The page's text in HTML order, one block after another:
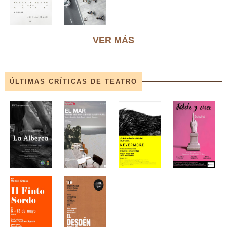
VER MÁS
ÚLTIMAS CRÍTICAS DE TEATRO